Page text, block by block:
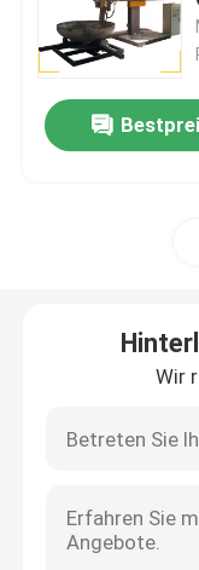
Maschine zum
Poliermaschine
Automatische
Schweißplaner
Wir